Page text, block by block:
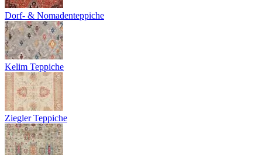
Dorf- & Nomadenteppiche
Kelim Teppiche
Ziegler Teppiche